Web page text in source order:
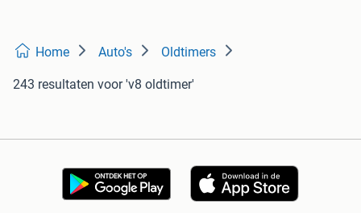
Home Auto's Oldtimers
243 resultaten voor 'v8 oldtimer'